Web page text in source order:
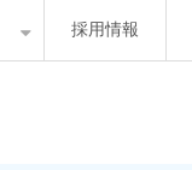
採用情報